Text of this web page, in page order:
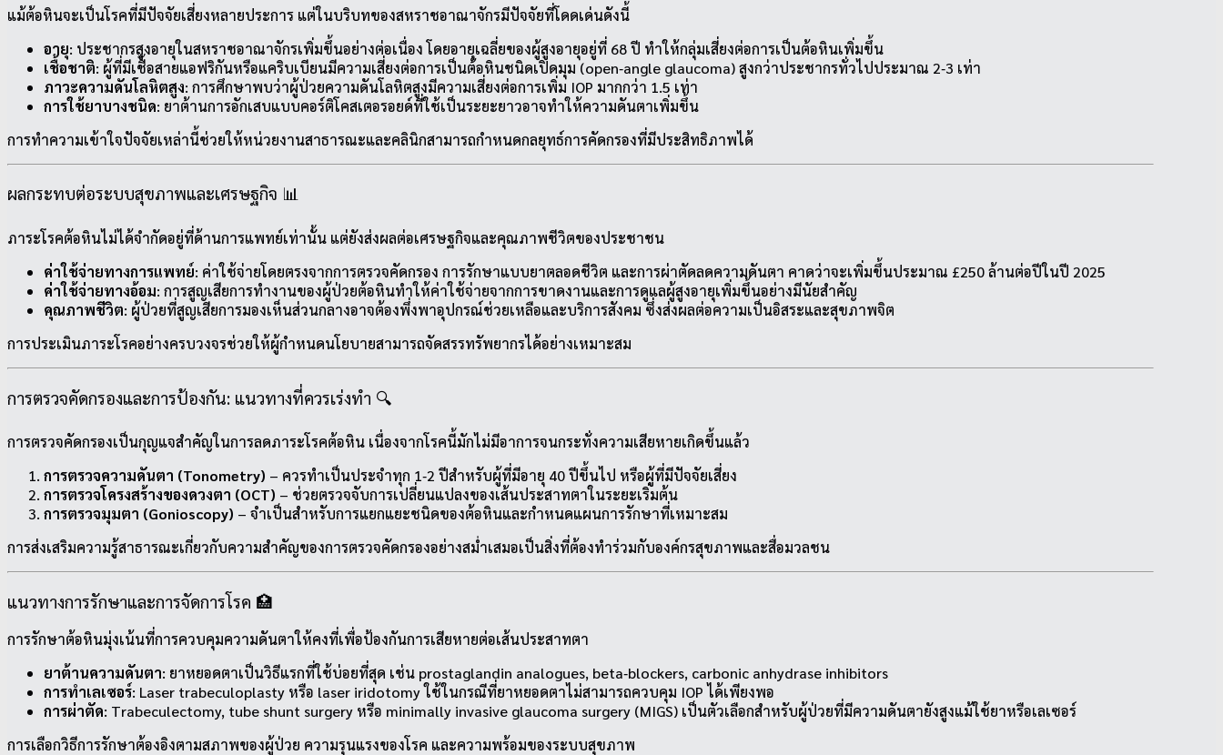
แม้ต้อหินจะเป็นโรคที่มีปัจจัยเสี่ยงหลายประการ แต่ในบริบทของสหราชอาณาจักรมีปัจจัยที่โดดเด่นดังนี้
อายุ: ประชากรสูงอายุในสหราชอาณาจักรเพิ่มขึ้นอย่างต่อเนื่อง โดยอายุเฉลี่ยของผู้สูงอายุอยู่ที่ 68 ปี ทำให้กลุ่มเสี่ยงต่อการเป็นต้อหินเพิ่มขึ้น
เชื้อชาติ: ผู้ที่มีเชื้อสายแอฟริกันหรือแคริบเบียนมีความเสี่ยงต่อการเป็นต้อหินชนิดเปิดมุม (open‑angle glaucoma) สูงกว่าประชากรทั่วไปประมาณ 2‑3 เท่า
ภาวะความดันโลหิตสูง: การศึกษาพบว่าผู้ป่วยความดันโลหิตสูงมีความเสี่ยงต่อการเพิ่ม IOP มากกว่า 1.5 เท่า
การใช้ยาบางชนิด: ยาต้านการอักเสบแบบคอร์ติโคสเตอรอยด์ที่ใช้เป็นระยะยาวอาจทำให้ความดันตาเพิ่มขึ้น
การทำความเข้าใจปัจจัยเหล่านี้ช่วยให้หน่วยงานสาธารณะและคลินิกสามารถกำหนดกลยุทธ์การคัดกรองที่มีประสิทธิภาพได้
ผลกระทบต่อระบบสุขภาพและเศรษฐกิจ 📊
ภาระโรคต้อหินไม่ได้จำกัดอยู่ที่ด้านการแพทย์เท่านั้น แต่ยังส่งผลต่อเศรษฐกิจและคุณภาพชีวิตของประชาชน
ค่าใช้จ่ายทางการแพทย์: ค่าใช้จ่ายโดยตรงจากการตรวจคัดกรอง การรักษาแบบยาตลอดชีวิต และการผ่าตัดลดความดันตา คาดว่าจะเพิ่มขึ้นประมาณ £250 ล้านต่อปีในปี 2025
ค่าใช้จ่ายทางอ้อม: การสูญเสียการทำงานของผู้ป่วยต้อหินทำให้ค่าใช้จ่ายจากการขาดงานและการดูแลผู้สูงอายุเพิ่มขึ้นอย่างมีนัยสำคัญ
คุณภาพชีวิต: ผู้ป่วยที่สูญเสียการมองเห็นส่วนกลางอาจต้องพึ่งพาอุปกรณ์ช่วยเหลือและบริการสังคม ซึ่งส่งผลต่อความเป็นอิสระและสุขภาพจิต
การประเมินภาระโรคอย่างครบวงจรช่วยให้ผู้กำหนดนโยบายสามารถจัดสรรทรัพยากรได้อย่างเหมาะสม
การตรวจคัดกรองและการป้องกัน: แนวทางที่ควรเร่งทำ 🔍
การตรวจคัดกรองเป็นกุญแจสำคัญในการลดภาระโรคต้อหิน เนื่องจากโรคนี้มักไม่มีอาการจนกระทั่งความเสียหายเกิดขึ้นแล้ว
การตรวจความดันตา (Tonometry) – ควรทำเป็นประจำทุก 1‑2 ปีสำหรับผู้ที่มีอายุ 40 ปีขึ้นไป หรือผู้ที่มีปัจจัยเสี่ยง
การตรวจโครงสร้างของดวงตา (OCT) – ช่วยตรวจจับการเปลี่ยนแปลงของเส้นประสาทตาในระยะเริ่มต้น
การตรวจมุมตา (Gonioscopy) – จำเป็นสำหรับการแยกแยะชนิดของต้อหินและกำหนดแผนการรักษาที่เหมาะสม
การส่งเสริมความรู้สาธารณะเกี่ยวกับความสำคัญของการตรวจคัดกรองอย่างสม่ำเสมอเป็นสิ่งที่ต้องทำร่วมกับองค์กรสุขภาพและสื่อมวลชน
แนวทางการรักษาและการจัดการโรค 🏥
การรักษาต้อหินมุ่งเน้นที่การควบคุมความดันตาให้คงที่เพื่อป้องกันการเสียหายต่อเส้นประสาทตา
ยาต้านความดันตา: ยาหยอดตาเป็นวิธีแรกที่ใช้บ่อยที่สุด เช่น prostaglandin analogues, beta‑blockers, carbonic anhydrase inhibitors
การทำเลเซอร์: Laser trabeculoplasty หรือ laser iridotomy ใช้ในกรณีที่ยาหยอดตาไม่สามารถควบคุม IOP ได้เพียงพอ
การผ่าตัด: Trabeculectomy, tube shunt surgery หรือ minimally invasive glaucoma surgery (MIGS) เป็นตัวเลือกสำหรับผู้ป่วยที่มีความดันตายังสูงแม้ใช้ยาหรือเลเซอร์
การเลือกวิธีการรักษาต้องอิงตามสภาพของผู้ป่วย ความรุนแรงของโรค และความพร้อมของระบบสุขภาพ